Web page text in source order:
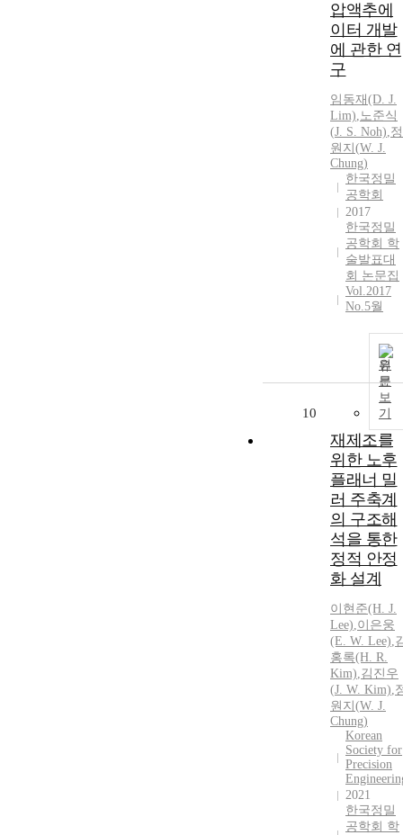
압액추에
이터 개발
에 관한 연
구
임동재(D. J.
Lim),노준식
(J. S. Noh),정
원지 (W. J.
Chung)
한국정밀
공학회
2017
한국정밀
공학회 학
술발표대
회 논문집
Vol.2017
No.5월
원
문
보
기
10
재제조를
위한 노후
플래너 밀
러 주축계
의 구조해
석을 통한
정적 안정
화 설계
이현준(H. J.
Lee),이은웅
(E. W. Lee),
홍록(H. R.
Kim),김진우
(J. W. Kim),
원지 (W. J.
Chung)
Korean
Society for
Precision
2021
한국정밀
공학회 학